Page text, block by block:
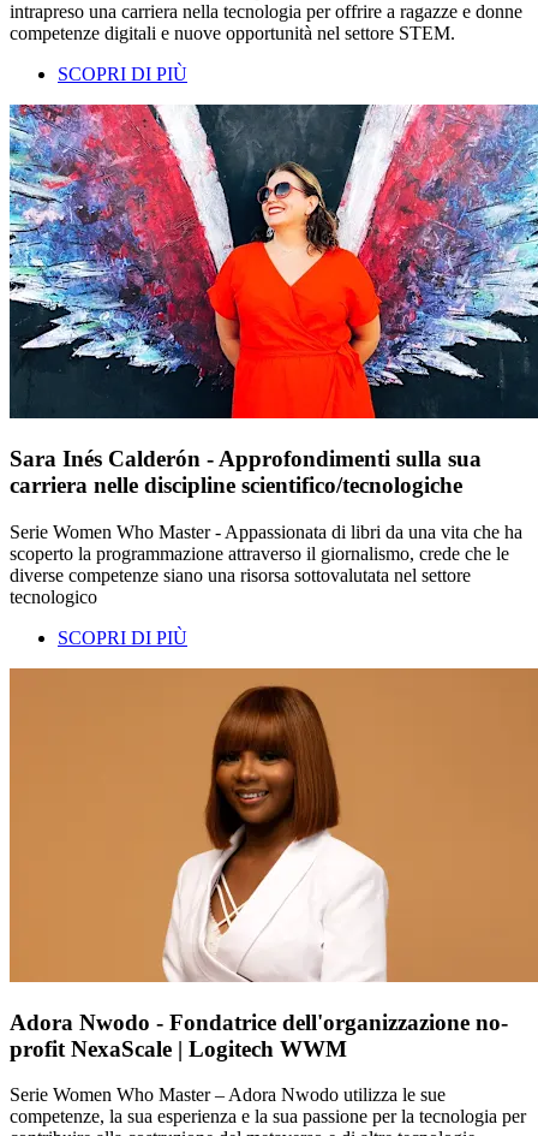
intrapreso una carriera nella tecnologia per offrire a ragazze e donne
competenze digitali e nuove opportunità nel settore STEM.
SCOPRI DI PIÙ
Sara Inés Calderón - Approfondimenti sulla sua
carriera nelle discipline scientifico/tecnologiche
Serie Women Who Master - Appassionata di libri da una vita che ha
scoperto la programmazione attraverso il giornalismo, crede che le
diverse competenze siano una risorsa sottovalutata nel settore
tecnologico
SCOPRI DI PIÙ
Adora Nwodo - Fondatrice dell'organizzazione no-
profit NexaScale | Logitech WWM
Serie Women Who Master – Adora Nwodo utilizza le sue
competenze, la sua esperienza e la sua passione per la tecnologia per